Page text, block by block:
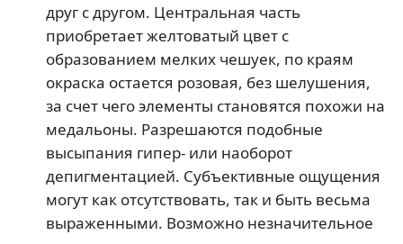
друг с другом. Центральная часть
приобретает желтоватый цвет с
образованием мелких чешуек, по краям
окраска остается розовая, без шелушения,
за счет чего элементы становятся похожи на
медальоны. Разрешаются подобные
высыпания гипер- или наоборот
депигментацией. Субъективные ощущения
могут как отсутствовать, так и быть весьма
выраженными. Возможно незначительное